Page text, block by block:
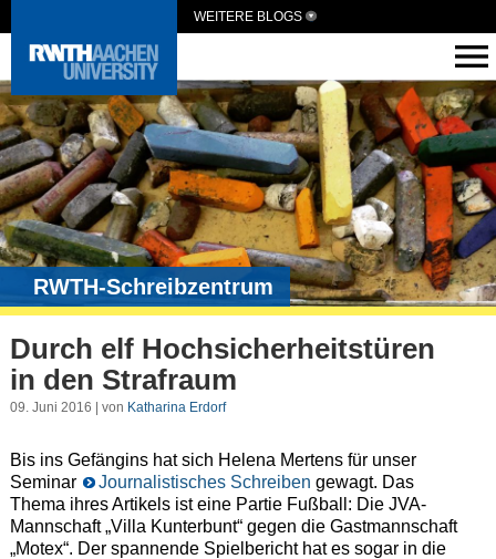
WEITERE BLOGS
RWTH-Schreibzentrum
Durch elf Hochsicherheitstüren
in den Strafraum
09. Juni 2016 | von Katharina Erdorf
Bis ins Gefängins hat sich Helena Mertens für unser
Seminar
Journalistisches Schreiben gewagt. Das
Thema ihres Artikels ist eine Partie Fußball: Die JVA-
Mannschaft „Villa Kunterbunt“ gegen die Gastmannschaft
„Motex“. Der spannende Spielbericht hat es sogar in die